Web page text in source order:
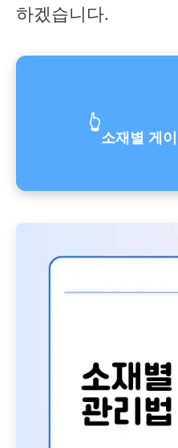
하겠습니다.
👆
소재별 게